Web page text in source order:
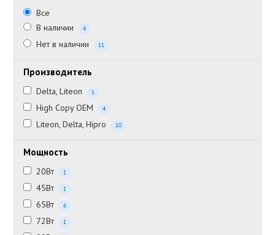
Все
В наличии
4
Нет в наличии 11
Производитель
Delta, Liteon 1
High Copy OEM 4
Liteon, Delta, Hipro 10
Мощность
20Вт 1
45Вт 1
65Вт 6
72Вт 1